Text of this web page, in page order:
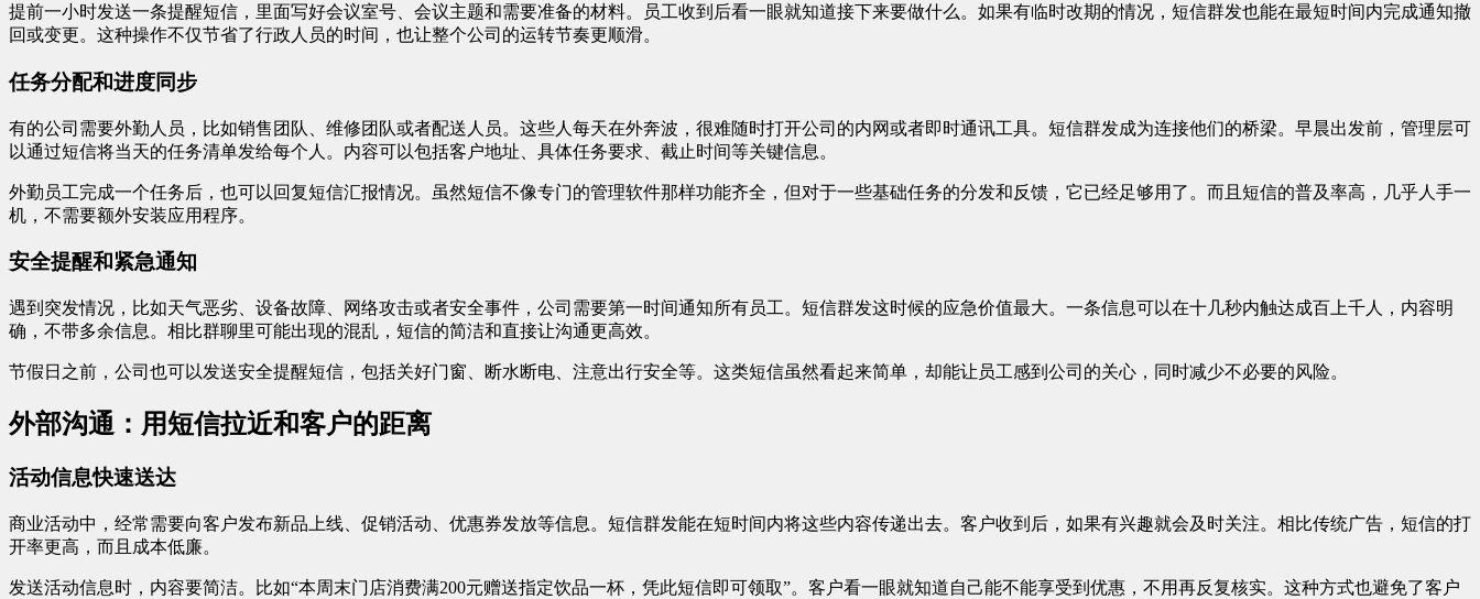
提前一小时发送一条提醒短信，里面写好会议室号、会议主题和需要准备的材料。员工收到后看一眼就知道接下来要做什么。如果有临时改期的情况，短信群发也能在最短时间内完成通知撤
回或变更。这种操作不仅节省了行政人员的时间，也让整个公司的运转节奏更顺滑。
任务分配和进度同步
有的公司需要外勤人员，比如销售团队、维修团队或者配送人员。这些人每天在外奔波，很难随时打开公司的内网或者即时通讯工具。短信群发成为连接他们的桥梁。早晨出发前，管理层可
以通过短信将当天的任务清单发给每个人。内容可以包括客户地址、具体任务要求、截止时间等关键信息。
外勤员工完成一个任务后，也可以回复短信汇报情况。虽然短信不像专门的管理软件那样功能齐全，但对于一些基础任务的分发和反馈，它已经足够用了。而且短信的普及率高，几乎人手一
机，不需要额外安装应用程序。
安全提醒和紧急通知
遇到突发情况，比如天气恶劣、设备故障、网络攻击或者安全事件，公司需要第一时间通知所有员工。短信群发这时候的应急价值最大。一条信息可以在十几秒内触达成百上千人，内容明
确，不带多余信息。相比群聊里可能出现的混乱，短信的简洁和直接让沟通更高效。
节假日之前，公司也可以发送安全提醒短信，包括关好门窗、断水断电、注意出行安全等。这类短信虽然看起来简单，却能让员工感到公司的关心，同时减少不必要的风险。
外部沟通：用短信拉近和客户的距离
活动信息快速送达
商业活动中，经常需要向客户发布新品上线、促销活动、优惠券发放等信息。短信群发能在短时间内将这些内容传递出去。客户收到后，如果有兴趣就会及时关注。相比传统广告，短信的打
开率更高，而且成本低廉。
发送活动信息时，内容要简洁。比如“本周末门店消费满200元赠送指定饮品一杯，凭此短信即可领取”。客户看一眼就知道自己能不能享受到优惠，不用再反复核实。这种方式也避免了客户